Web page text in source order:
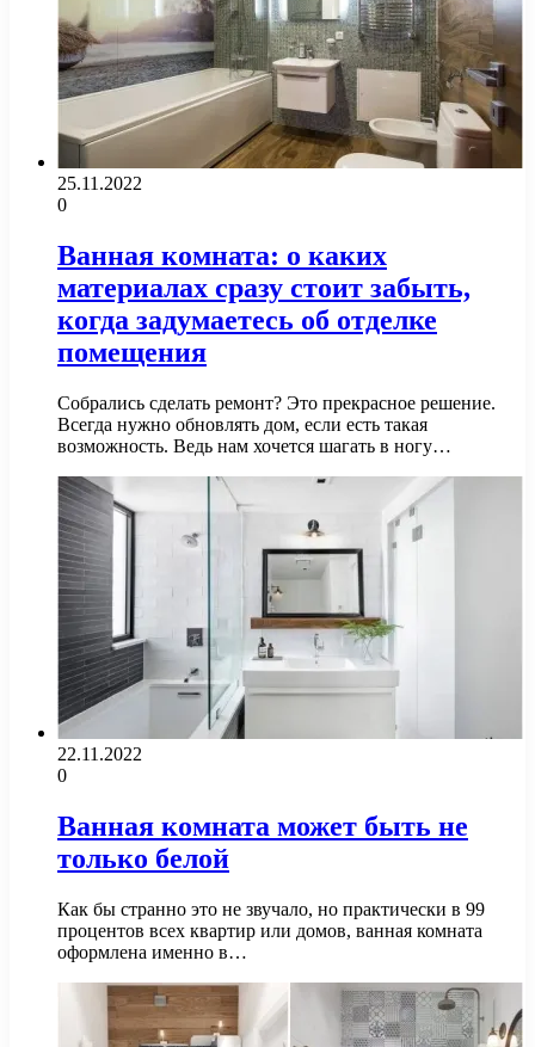
25.11.2022
0
Ванная комната: о каких
материалах сразу стоит забыть,
когда задумаетесь об отделке
помещения
Собрались сделать ремонт? Это прекрасное решение.
Всегда нужно обновлять дом, если есть такая
возможность. Ведь нам хочется шагать в ногу…
22.11.2022
0
Ванная комната может быть не
только белой
Как бы странно это не звучало, но практически в 99
процентов всех квартир или домов, ванная комната
оформлена именно в…